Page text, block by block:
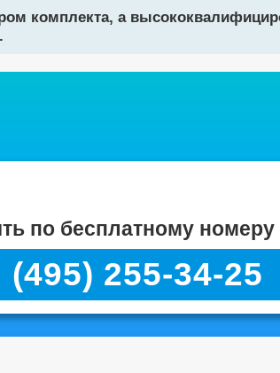
комплекта, а
по бесплатному номеру
(495) 255-34-25